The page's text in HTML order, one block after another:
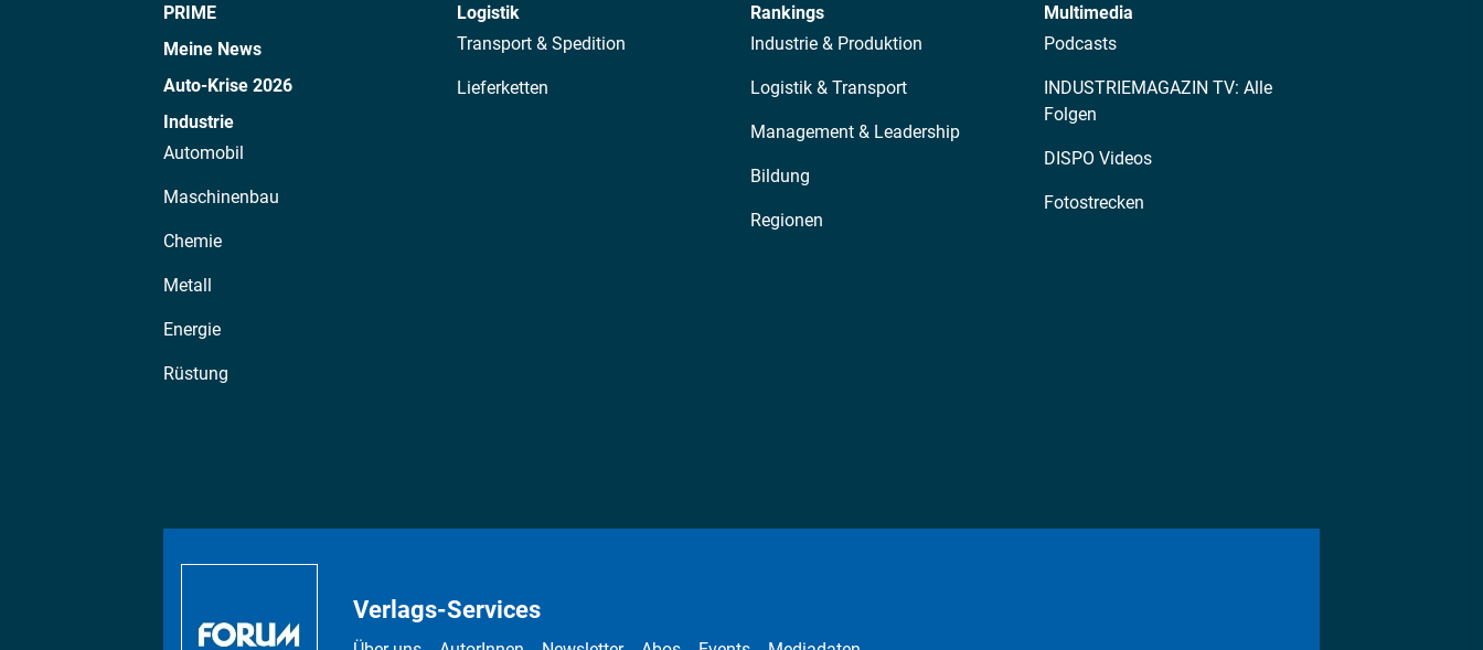
PRIME
Meine News
Auto-Krise 2026
Industrie
Automobil
Maschinenbau
Chemie
Metall
Energie
Rüstung
Logistik
Transport & Spedition
Lieferketten
Rankings
Industrie & Produktion
Logistik & Transport
Management & Leadership
Bildung
Regionen
Multimedia
Podcasts
INDUSTRIEMAGAZIN TV: Alle
Folgen
DISPO Videos
Fotostrecken
Verlags-Services